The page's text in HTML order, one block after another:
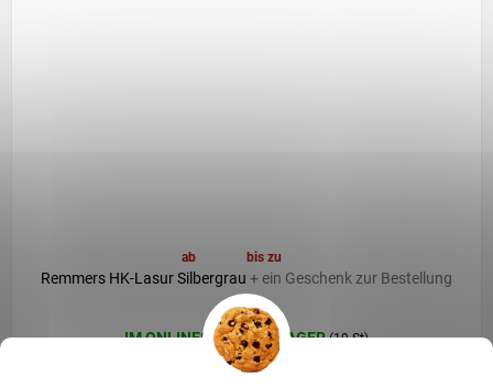
ab bis zu
Remmers HK-Lasur Silbergrau + ein Geschenk zur Bestellung
Die
durchschnittliche
Produktbewertung
IM ONLINESHOP AUF LAGER(19 St)
41,30 €